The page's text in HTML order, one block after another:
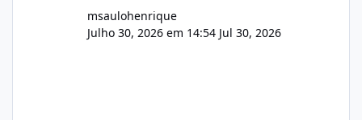
msaulohenrique
Julho 30, 2026 em 14:54 Jul 30, 2026